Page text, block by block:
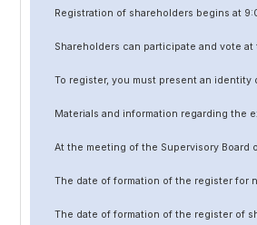
Registration of shareholders begins at
Shareholders can participate and vote
To register, you must present an
Materials and information regarding the
At the meeting of the Supervisory Board
The date of formation of the register
The date of formation of the register of